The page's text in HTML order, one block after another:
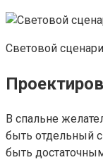
Световой
В спальне
быть отдельный
быть